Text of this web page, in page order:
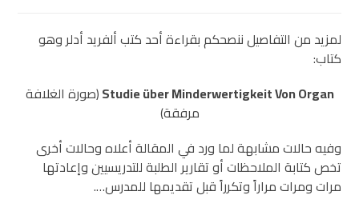
لمزيد من التفاصيل ننصحكم بقراءة أحد كتب ألفريد أدلر وهو
كتاب:
Studie über Minderwertigkeit Von Organ(صورة الغلافة
مرفقة)
وفيه حالات مشابهة لما ورد في المقالة أعلاه وحالات أخرى
تخص كتابة الملاحظات أو تقارير الطلبة للتدريسيين وإعادتها
مرات ومرات مراراً وتكرراً قبل تقديمها للمدرس….